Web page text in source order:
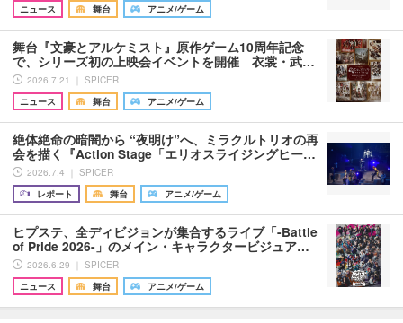
ニュース
舞台 アニメ/ゲーム
舞台『文豪とアルケミスト』原作ゲーム10周年記念
で、シリーズ初の上映会イベントを開催 衣裳・武…
2026.7.21 ｜ SPICER
ニュース
舞台 アニメ/ゲーム
絶体絶命の暗闇から “夜明け”へ、ミラクルトリオの再
会を描く『Action Stage「エリオスライジングヒー…
2026.7.4 ｜ SPICER
レポート
舞台 アニメ/ゲーム
ヒプステ、全ディビジョンが集合するライブ「-Battle
of Pride 2026-」のメイン・キャラクタービジュア…
2026.6.29 ｜ SPICER
ニュース
舞台 アニメ/ゲーム